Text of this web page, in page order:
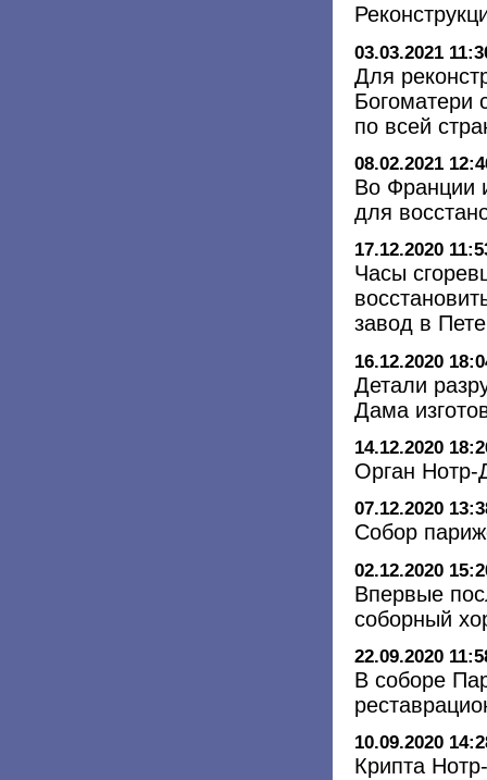
03.03.2021
Для
Богоматери
по всей
08.02.2021
Во Франции
для
17.12.2020
Часы
завод в
16.12.2020
Детали
Дама
14.12.2020
Орган Нотр-
07.12.2020
Собор
02.12.2020
Впервые
соборный
22.09.2020
В соборе
10.09.2020
Крипта